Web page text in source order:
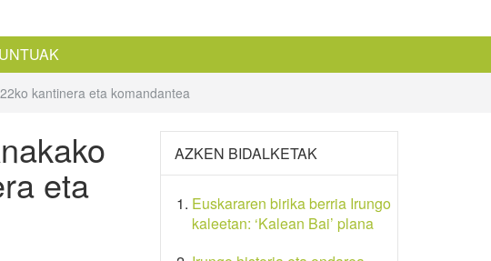
kantinera eta komandantea
eta
AZKEN BIDALKETAK
Euskararen birika berria Irungo
kaleetan: ‘Kalean Bai’ plana